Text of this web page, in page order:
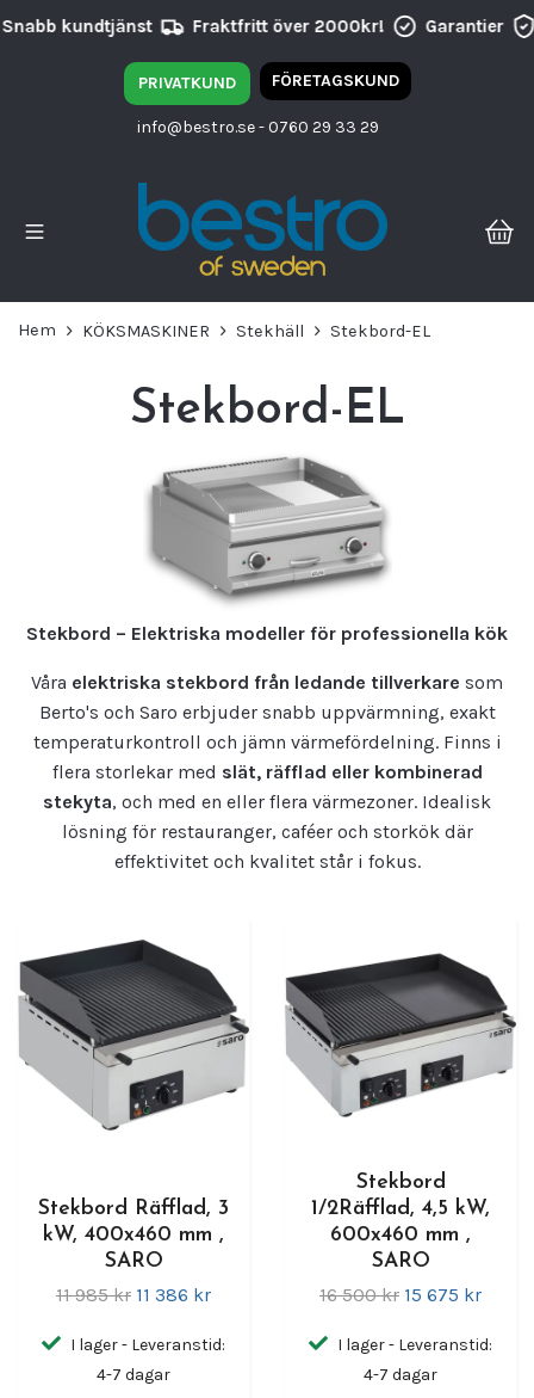
kundtjänst Fraktfritt över 2000kr! Garantier
PRIVATKUND FÖRETAGSKUND
info@bestro.se- 0760 29 33 29
Hem KÖKSMASKINER Stekhäll Stekbord-EL
Stekbord-EL
Stekbord – Elektriska modeller för professionella kök
Våra elektriska stekbord från ledande tillverkare som
Berto's och Saro erbjuder snabb uppvärmning, exakt
temperaturkontroll och jämn värmefördelning. Finns i
flera storlekar med slät, räfflad eller kombinerad
stekyta, och med en eller flera värmezoner. Idealisk
lösning för restauranger, caféer och storkök där
effektivitet och kvalitet står i fokus.
Stekbord Räfflad, 3
kW, 400x460 mm ,
SARO
11 985 kr 11 386 kr
I lager - Leveranstid:
4-7 dagar
Stekbord
1/2Räfflad, 4,5 kW,
600x460 mm ,
SARO
16 500 kr 15 675 kr
I lager - Leveranstid:
4-7 dagar